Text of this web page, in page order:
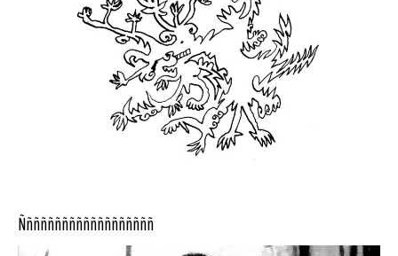
Ñññññññññññññññññññ